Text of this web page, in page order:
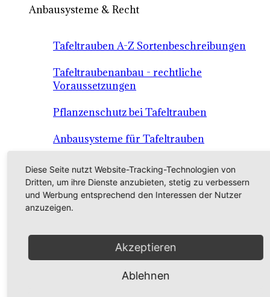
Anbausysteme & Recht
Tafeltrauben A-Z Sortenbeschreibungen
Tafeltraubenanbau - rechtliche
Voraussetzungen
Pflanzenschutz bei Tafeltrauben
Anbausysteme für Tafeltrauben
Versuchsberichte Tafeltrauben
Unterlagssorten
Unterlagen-Sorten
Die wichtigsten Unterlagensorten
Diese Seite nutzt Website-Tracking-Technologien von
Dritten, um ihre Dienste anzubieten, stetig zu verbessern
und Werbung entsprechend den Interessen der Nutzer
anzuzeigen.
Akzeptieren
Ablehnen